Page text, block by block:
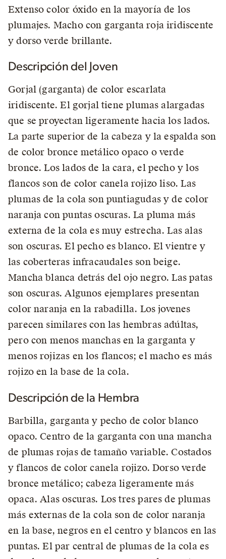
Extenso color óxido en la mayoría de los
plumajes. Macho con garganta roja iridiscente
y dorso verde brillante.
Descripción del Joven
Gorjal (garganta) de color escarlata
iridiscente. El gorjal tiene plumas alargadas
que se proyectan ligeramente hacia los lados.
La parte superior de la cabeza y la espalda son
de color bronce metálico opaco o verde
bronce. Los lados de la cara, el pecho y los
flancos son de color canela rojizo liso. Las
plumas de la cola son puntiagudas y de color
naranja con puntas oscuras. La pluma más
externa de la cola es muy estrecha. Las alas
son oscuras. El pecho es blanco. El vientre y
las coberteras infracaudales son beige.
Mancha blanca detrás del ojo negro. Las patas
son oscuras. Algunos ejemplares presentan
color naranja en la rabadilla. Los jovenes
parecen similares con las hembras adúltas,
pero con menos manchas en la garganta y
menos rojizas en los flancos; el macho es más
rojizo en la base de la cola.
Descripción de la Hembra
Barbilla, garganta y pecho de color blanco
opaco. Centro de la garganta con una mancha
de plumas rojas de tamaño variable. Costados
y flancos de color canela rojizo. Dorso verde
bronce metálico; cabeza ligeramente más
opaca. Alas oscuras. Los tres pares de plumas
más externas de la cola son de color naranja
en la base, negros en el centro y blancos en las
puntas. El par central de plumas de la cola es